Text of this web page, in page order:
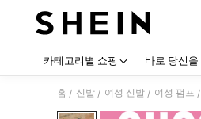
카테고리별 쇼핑 바로 당신을
홈 / 신발 / 여성 신발 / 여성 펌프 /